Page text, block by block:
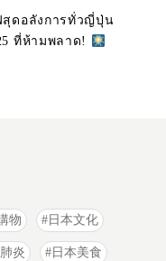
สุดอลังการทั่วญี่ปุ่น
ที่ห้ามพลาด!
物 日本文化
炎 日本美食